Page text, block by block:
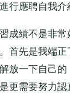
行應聘自我介
績不是非常
首先是我端
放一下自己的
更需要努力